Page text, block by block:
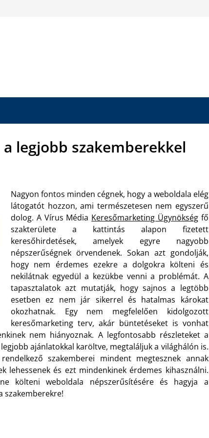
legjobb szakemberekkel
Nagyon fontos minden cégnek, hogy a weboldala elég
látogatót hozzon, ami természetesen nem egyszerű
dolog. A Vírus Média Keresőmarketing Ügynökség fő
szakterülete a kattintás alapon fizetett
keresőhirdetések, amelyek egyre nagyobb
népszerűségnek örvendenek. Sokan azt gondolják,
hogy nem érdemes ezekre a dolgokra költeni és
nekilátnak egyedül a kezükbe venni a problémát. A
tapasztalatok azt mutatják, hogy sajnos a legtöbb
esetben ez nem jár sikerrel és hatalmas károkat
okozhatnak. Egy nem megfelelően kidolgozott
keresőmarketing terv, akár büntetéseket is vonhat
nem hiányoznak. A legfontosabb részleteket a
ajánlatokkal karöltve, megtaláljuk a világhálón is.
szakemberei mindent megtesznek annak
lehessenek és ezt mindenkinek érdemes kihasználni.
költeni weboldala népszerűsítésére és hagyja a
szakemberekre!